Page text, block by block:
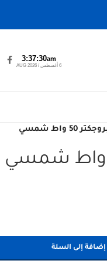
3:37:30am
6 أغسطس / AUG 2026
50 واط شمسي
إضافة إلى السلة